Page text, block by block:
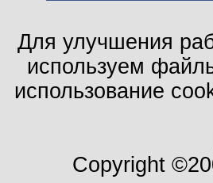
Для улучшения
используем
использование
Copyright